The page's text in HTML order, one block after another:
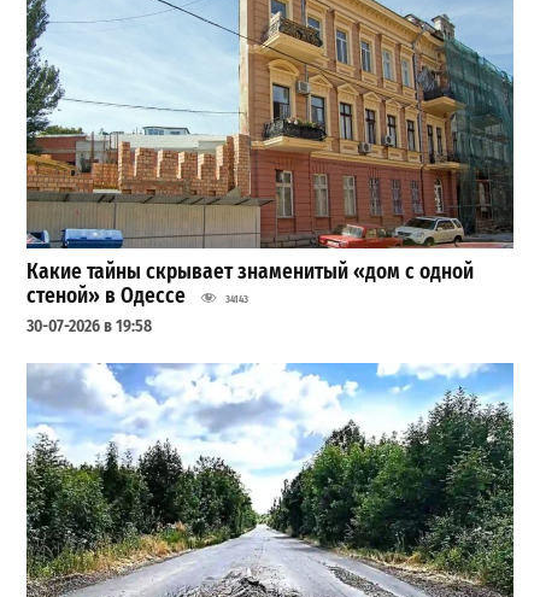
Какие тайны скрывает знаменитый «дом с одной
стеной» в Одессе
34143
30-07-2026 в 19:58